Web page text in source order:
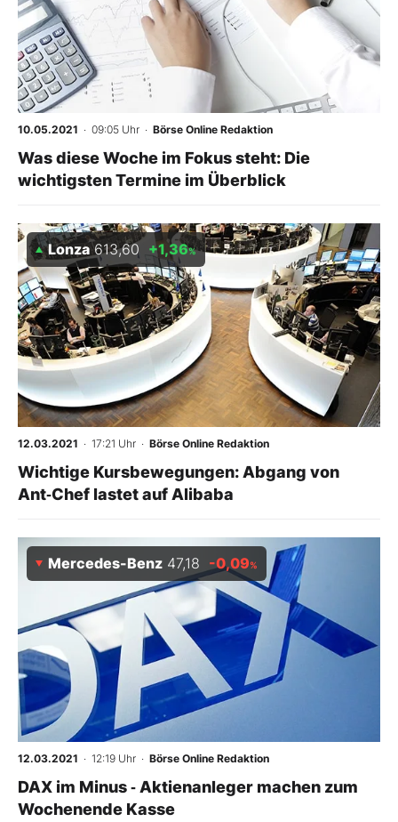
10.05.2021 · 09:05 Uhr · Börse Online Redaktion
Was diese Woche im Fokus steht: Die
wichtigsten Termine im Überblick
Lonza 613,60 +1,36%
12.03.2021 · 17:21 Uhr · Börse Online Redaktion
Wichtige Kursbewegungen: Abgang von
Ant‑Chef lastet auf Alibaba
Mercedes-Benz 47,18 -0,09%
12.03.2021 · 12:19 Uhr · Börse Online Redaktion
DAX im Minus ‑ Aktienanleger machen zum
Wochenende Kasse